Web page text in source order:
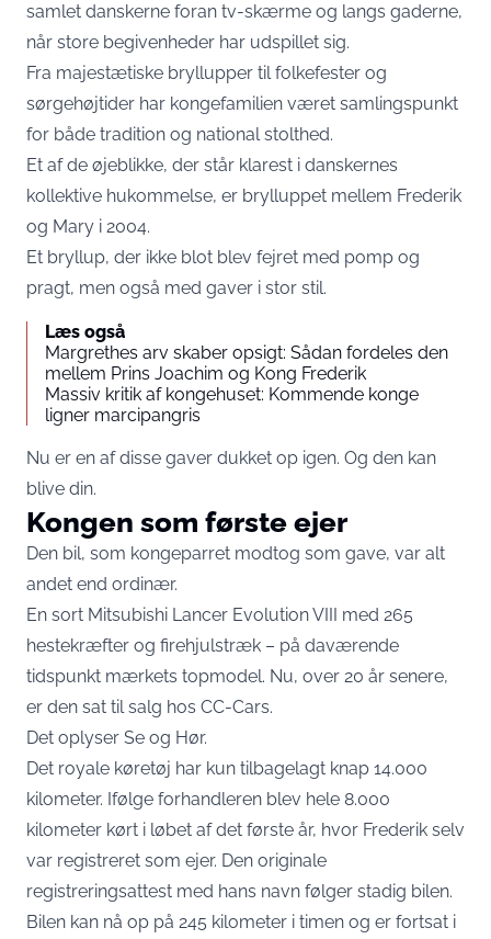
samlet danskerne foran tv-skærme og langs gaderne,
når store begivenheder har udspillet sig.
Fra majestætiske bryllupper til folkefester og
sørgehøjtider har kongefamilien været samlingspunkt
for både tradition og national stolthed.
Et af de øjeblikke, der står klarest i danskernes
kollektive hukommelse, er brylluppet mellem Frederik
og Mary i 2004.
Et bryllup, der ikke blot blev fejret med pomp og
pragt, men også med gaver i stor stil.
Læs også
Margrethes arv skaber opsigt: Sådan fordeles den
mellem Prins Joachim og Kong Frederik
Massiv kritik af kongehuset: Kommende konge
ligner marcipangris
Nu er en af disse gaver dukket op igen. Og den kan
blive din.
Kongen som første ejer
Den bil, som kongeparret modtog som gave, var alt
andet end ordinær.
En sort Mitsubishi Lancer Evolution VIII med 265
hestekræfter og firehjulstræk – på daværende
tidspunkt mærkets topmodel. Nu, over 20 år senere,
er den sat til salg hos CC-Cars.
Det oplyser Se og Hør.
Det royale køretøj har kun tilbagelagt knap 14.000
kilometer. Ifølge forhandleren blev hele 8.000
kilometer kørt i løbet af det første år, hvor Frederik selv
var registreret som ejer. Den originale
registreringsattest med hans navn følger stadig bilen.
Bilen kan nå op på 245 kilometer i timen og er fortsat i